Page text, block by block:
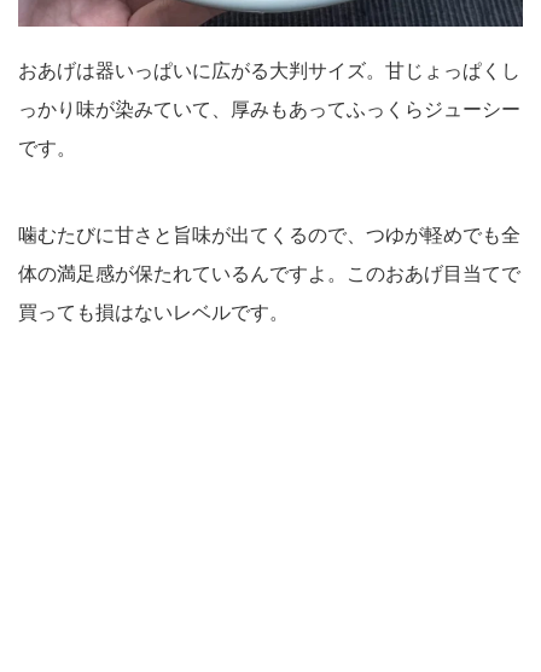
おあげは器いっぱいに広がる大判サイズ。甘じょっぱくし
っかり味が染みていて、厚みもあってふっくらジューシー
です。
噛むたびに甘さと旨味が出てくるので、つゆが軽めでも全
体の満足感が保たれているんですよ。このおあげ目当てで
買っても損はないレベルです。